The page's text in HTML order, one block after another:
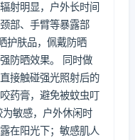
射明显，户外长时间
部、手臂等暴露部
护肤品，佩戴防晒
防晒效果。 同时做
接触碰强光照射后的
药膏，避免被蚊虫叮
敏感，户外休闲时
在阳光下；敏感肌人